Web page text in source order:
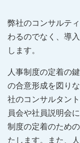
弊社のコンサルテ
わるのでなく、導
します。
人事制度の定着の
の合意形成を図り
社のコンサルタン
員会や社員説明会
制度の定着のため
たします。また、